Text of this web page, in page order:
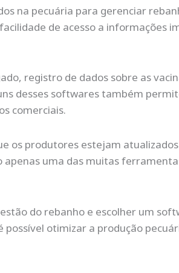
na pecuária para gerenciar
de acesso a informações
registro de dados sobre as
desses softwares também
comerciais.
os produtores estejam
uma das muitas
do rebanho e escolher um
possível otimizar a produção